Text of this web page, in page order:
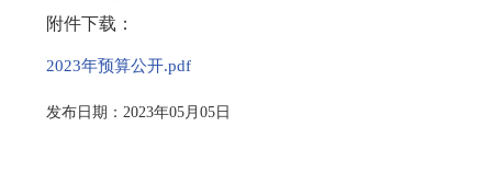
附件下载：
2023年预算公开.pdf
发布日期：2023年05月05日